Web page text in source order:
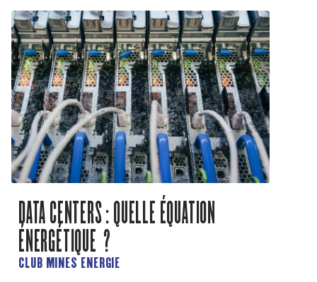
DATA CENTERS : QUELLE ÉQUATION
ÉNERGÉTIQUE ?
CLUB MINES ENERGIE